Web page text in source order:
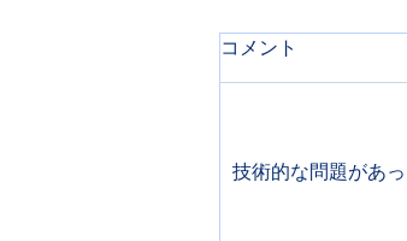
コメント
技術的な問題があ